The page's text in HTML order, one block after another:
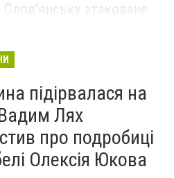
Слов’янську атаковане
підірвалася на
Вадим Лях
про подробиці
Олексія Юкова